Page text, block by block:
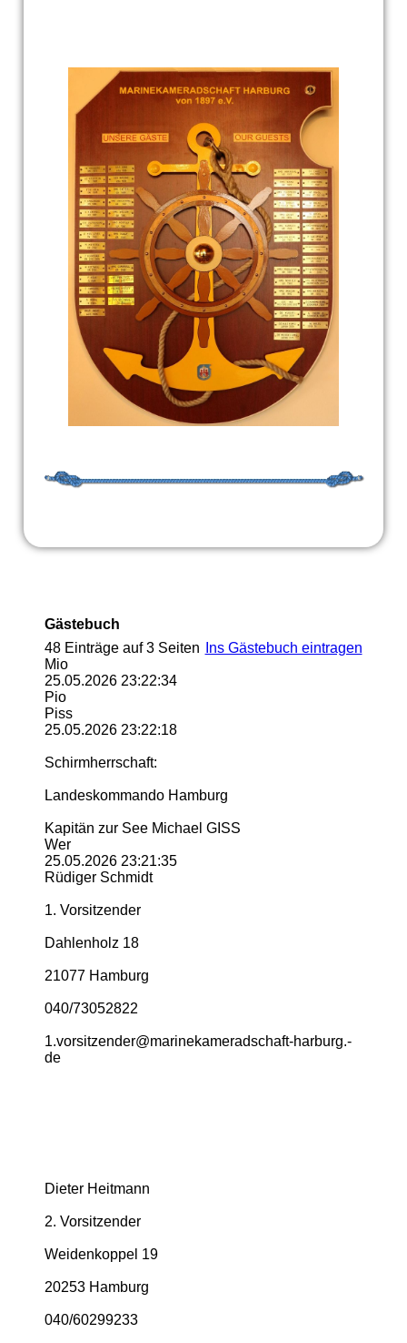
Gästebuch
48 Einträge auf 3 Seiten
Ins Gästebuch eintragen
Mio
25.05.2026 23:22:34
Pio
Piss
25.05.2026 23:22:18
Schirmherrschaft:
Landeskommando Hamburg
Kapitän zur See Michael GISS
Wer
25.05.2026 23:21:35
Rüdiger Schmidt
1. Vorsitzender
Dahlenholz 18
21077 Hamburg
040/73052822
1.­vorsitzender@­marinekameradschaft-­harburg.­
de
Dieter Heitmann
2. Vorsitzender
Weidenkoppel 19
20253 Hamburg
040/60299233